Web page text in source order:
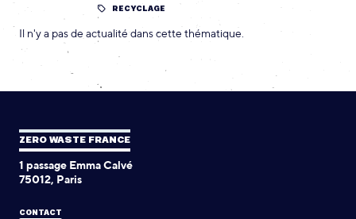
RECYCLAGE
Il n'y a pas de actualité dans cette thématique.
ZERO WASTE FRANCE
1 passage Emma Calvé
75012, Paris
CONTACT